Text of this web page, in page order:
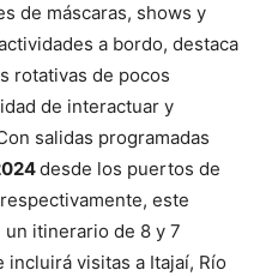
de máscaras, shows y
a bordo, destaca
rotativas de pocos
de interactuar y
salidas programadas
desde los puertos de
este
itinerario de 8 y 7
visitas a Itajaí, Río